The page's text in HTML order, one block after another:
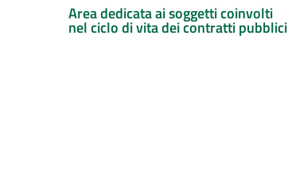
Area dedicata ai soggetti coinvolti
nel ciclo di vita dei contratti pubblici